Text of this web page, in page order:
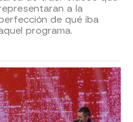
a la
de qué iba
programa.